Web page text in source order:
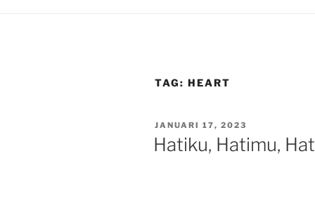
TAG: HEART
POSTED
ON
JANUARI 17, 2023
Hatiku, Hatimu,